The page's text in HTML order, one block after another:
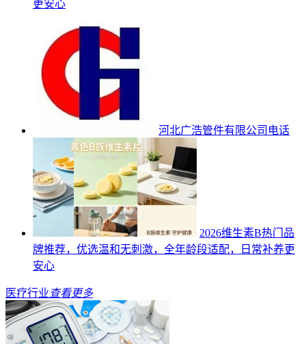
更安心
河北广浩管件有限公司电话
2026维生素B热门品
牌推荐，优选温和无刺激，全年龄段适配，日常补养更
安心
医疗行业查看更多